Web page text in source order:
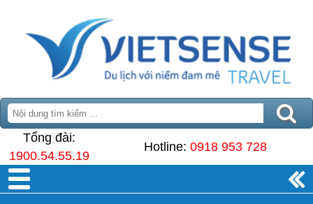
Tổng đài:
1900.54.55.19
Hotline: 0918 953 728